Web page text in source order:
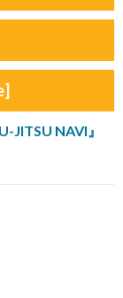
JITSU NAVI』